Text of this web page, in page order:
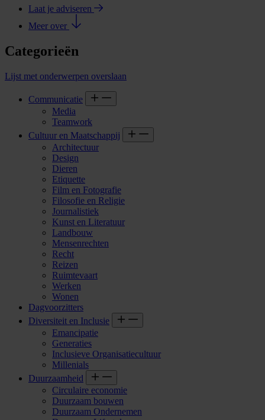
Laat je adviseren
Meer over
Categorieën
Lijst met onderwerpen overslaan
Communicatie
Media
Teamwork
Cultuur en Maatschappij
Architectuur
Design
Dieren
Etiquette
Film en Fotografie
Filosofie en Religie
Journalistiek
Kunst en Literatuur
Landbouw
Mensenrechten
Recht
Reizen
Ruimtevaart
Werken
Wonen
Dagvoorzitters
Diversiteit en Inclusie
Emancipatie
Generaties
Inclusieve Organisatiecultuur
Millenials
Duurzaamheid
Circulaire economie
Duurzaam bouwen
Duurzaam Ondernemen